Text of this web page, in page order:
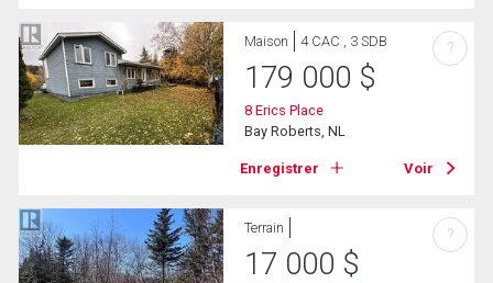
Maison 4 CAC , 3 SDB
179 000 $
8 Erics Place
Bay Roberts, NL
Enregistrer Voir
?
Terrain
17 000 $
?